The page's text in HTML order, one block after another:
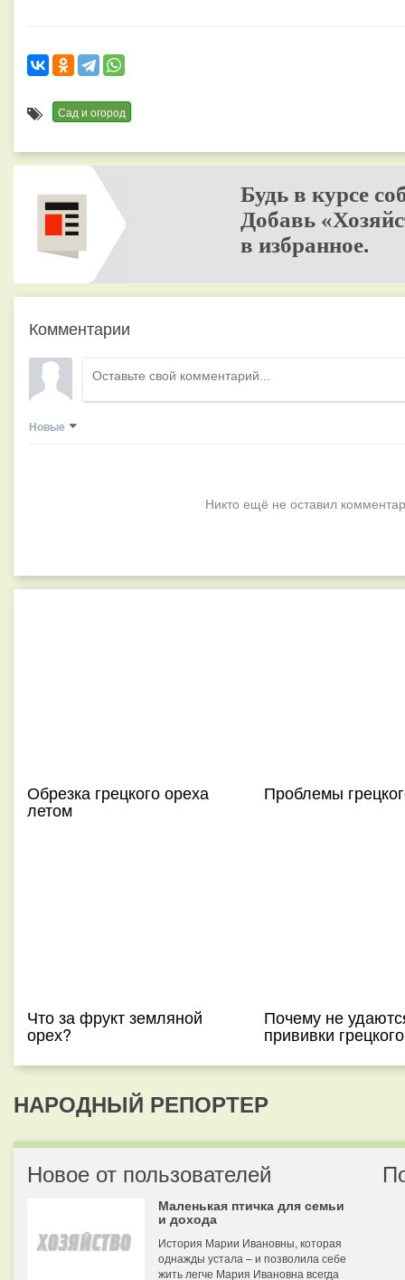
Сад и огород
Будь в курсе
Добавь
в избранное.
Комментарии
Новые
Никто ещё не оставил
Обрезка грецкого ореха
летом
Проблемы
Что за фрукт земляной
орех?
Почему не
прививки
НАРОДНЫЙ РЕПОРТЕР
Новое от пользователей
Маленькая птичка для семьи
и дохода
История Марии Ивановны, которая
однажды устала – и позволила себе
жить легче Мария Ивановна всегда